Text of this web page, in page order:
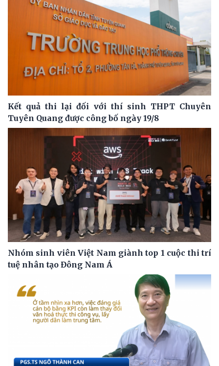
Kết quả thi lại đối với thí sinh THPT Chuyên
Tuyên Quang được công bố ngày 19/8
Nhóm sinh viên Việt Nam giành top 1 cuộc thi trí
tuệ nhân tạo Đông Nam Á